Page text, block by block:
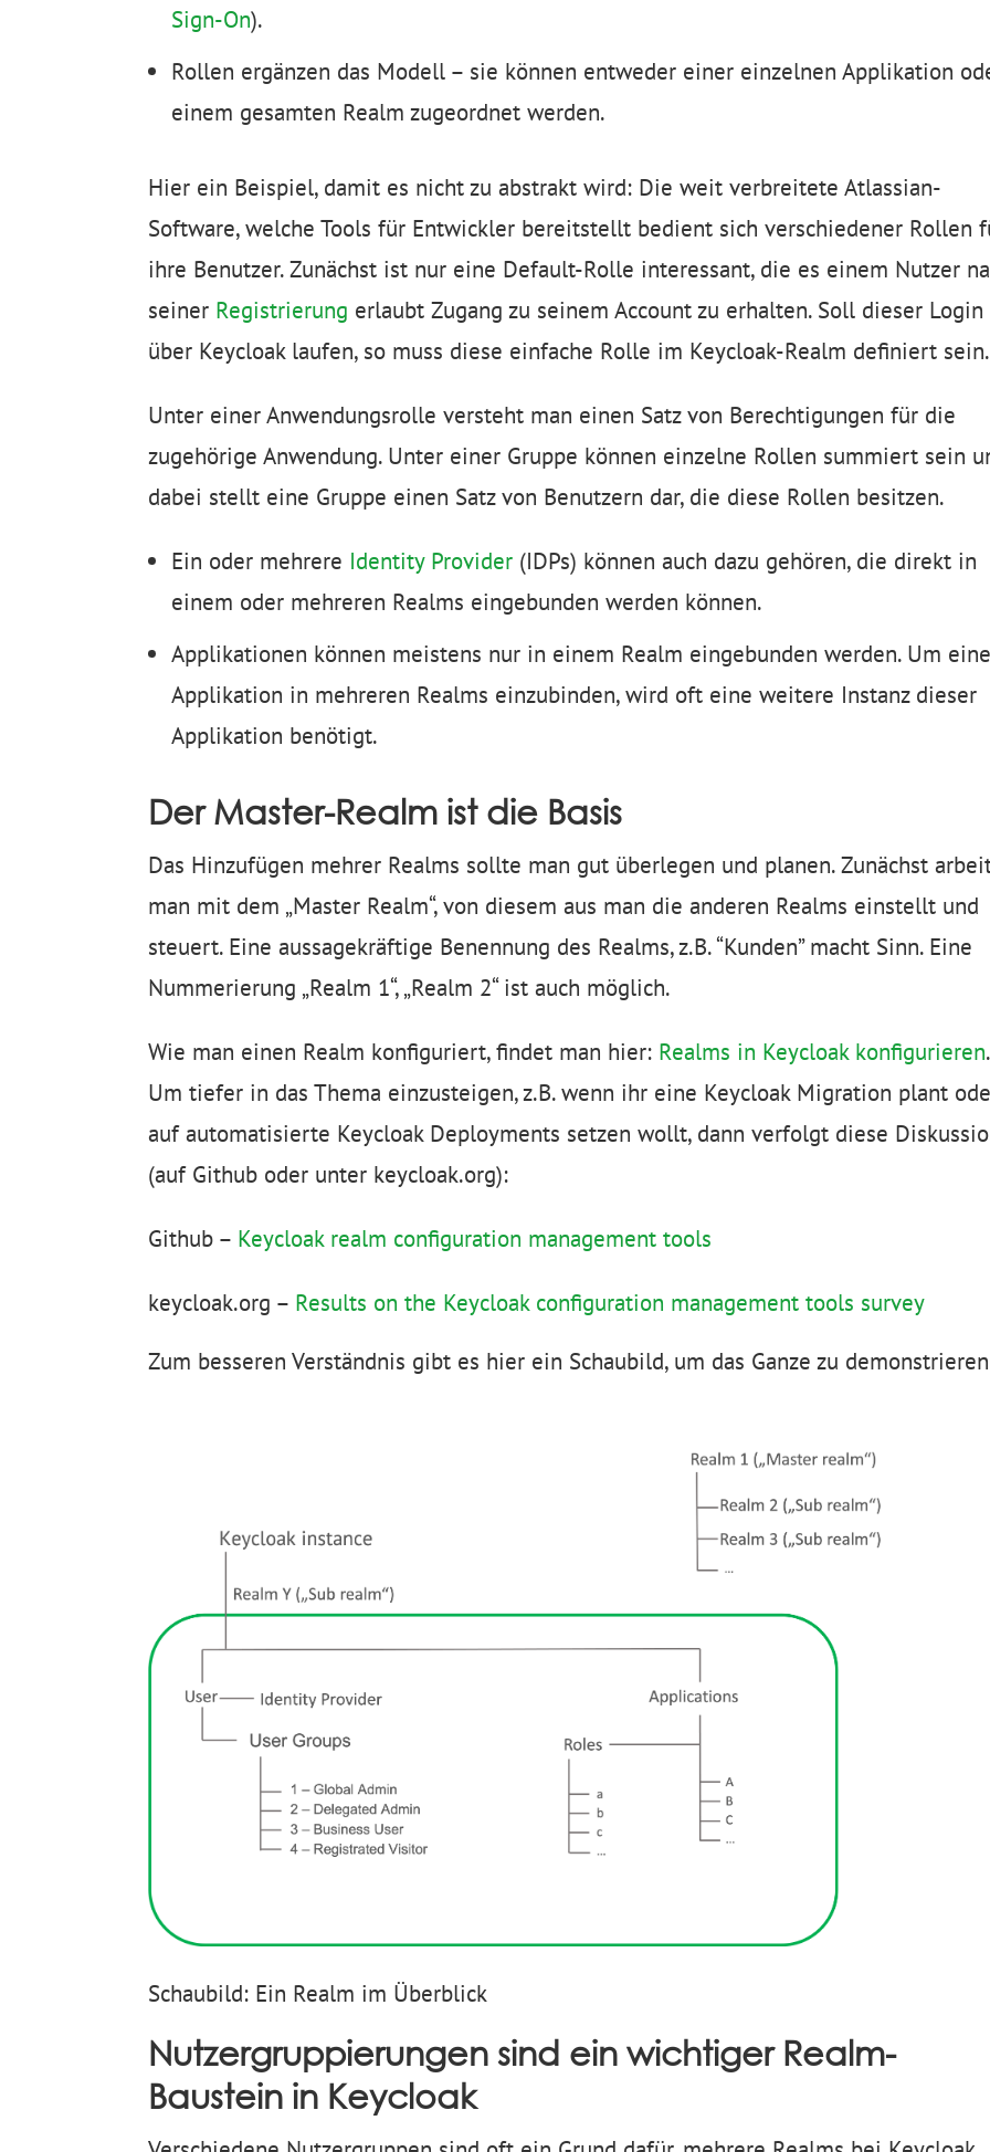
Sign-On).
Rollen ergänzen das Modell – sie können entweder einer einzelnen Applikation
einem gesamten Realm zugeordnet werden.
Hier ein Beispiel, damit es nicht zu abstrakt wird: Die weit verbreitete Atlassian-
Software, welche Tools für Entwickler bereitstellt bedient sich verschiedener Rollen
ihre Benutzer. Zunächst ist nur eine Default-Rolle interessant, die es einem Nutzer
seiner Registrierung erlaubt Zugang zu seinem Account zu erhalten. Soll dieser Login
über Keycloak laufen, so muss diese einfache Rolle im Keycloak-Realm definiert sein.
Unter einer Anwendungsrolle versteht man einen Satz von Berechtigungen für die
zugehörige Anwendung. Unter einer Gruppe können einzelne Rollen summiert sein
dabei stellt eine Gruppe einen Satz von Benutzern dar, die diese Rollen besitzen.
Ein oder mehrere Identity Provider (IDPs) können auch dazu gehören, die direkt in
einem oder mehreren Realms eingebunden werden können.
Applikationen können meistens nur in einem Realm eingebunden werden. Um
Applikation in mehreren Realms einzubinden, wird oft eine weitere Instanz dieser
Applikation benötigt.
Der Master-Realm ist die Basis
Das Hinzufügen mehrer Realms sollte man gut überlegen und planen. Zunächst
man mit dem „Master Realm“, von diesem aus man die anderen Realms einstellt und
steuert. Eine aussagekräftige Benennung des Realms, z.B. “Kunden” macht Sinn. Eine
Nummerierung „Realm 1“, „Realm 2“ ist auch möglich.
Wie man einen Realm konfiguriert, findet man hier: Realms in Keycloak konfigurieren.
Um tiefer in das Thema einzusteigen, z.B. wenn ihr eine Keycloak Migration plant
auf automatisierte Keycloak Deployments setzen wollt, dann verfolgt diese
(auf Github oder unter keycloak.org):
Github – Keycloak realm configuration management tools
keycloak.org – Results on the Keycloak configuration management tools survey
Zum besseren Verständnis gibt es hier ein Schaubild, um das Ganze zu
Schaubild: Ein Realm im Überblick
Nutzergruppierungen sind ein wichtiger Realm-
Baustein in Keycloak